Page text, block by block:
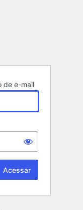
de e-mail